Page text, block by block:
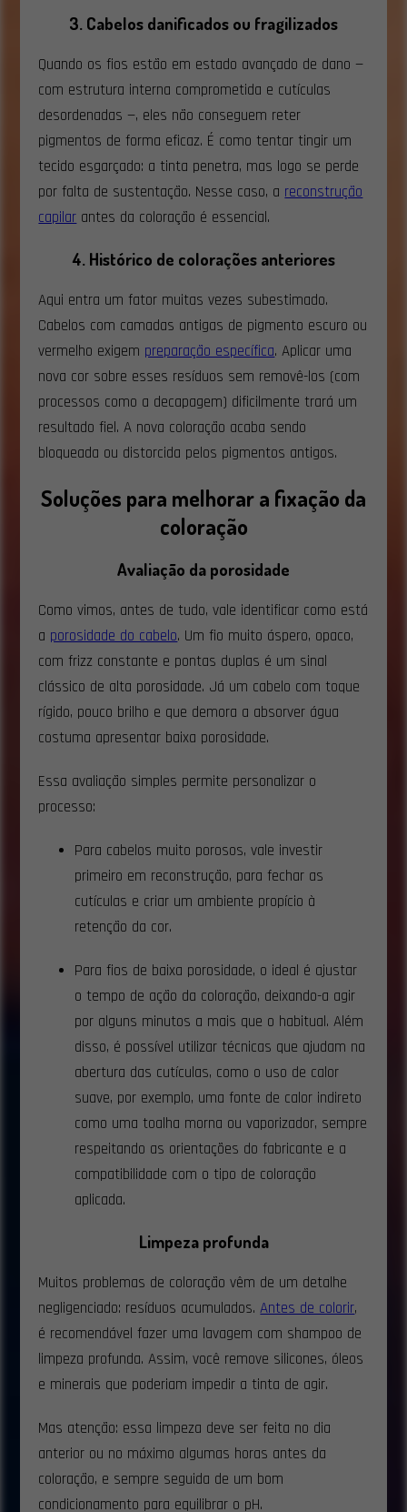
3. Cabelos danificados ou fragilizados
Quando os fios estão em estado avançado de dano —
com estrutura interna comprometida e cutículas
desordenadas —, eles não conseguem reter
pigmentos de forma eficaz. É como tentar tingir um
tecido esgarçado: a tinta penetra, mas logo se perde
por falta de sustentação. Nesse caso, a reconstrução
capilar antes da coloração é essencial.
4. Histórico de colorações anteriores
Aqui entra um fator muitas vezes subestimado.
Cabelos com camadas antigas de pigmento escuro ou
vermelho exigem preparação específica. Aplicar uma
nova cor sobre esses resíduos sem removê-los (com
processos como a decapagem) dificilmente trará um
resultado fiel. A nova coloração acaba sendo
bloqueada ou distorcida pelos pigmentos antigos.
Soluções para melhorar a fixação da
coloração
Avaliação da porosidade
Como vimos, antes de tudo, vale identificar como está
a porosidade do cabelo. Um fio muito áspero, opaco,
com frizz constante e pontas duplas é um sinal
clássico de alta porosidade. Já um cabelo com toque
rígido, pouco brilho e que demora a absorver água
costuma apresentar baixa porosidade.
Essa avaliação simples permite personalizar o
processo:
Para cabelos muito porosos, vale investir
primeiro em reconstrução, para fechar as
cutículas e criar um ambiente propício à
retenção da cor.
Para fios de baixa porosidade, o ideal é ajustar
o tempo de ação da coloração, deixando-a agir
por alguns minutos a mais que o habitual. Além
disso, é possível utilizar técnicas que ajudam na
abertura das cutículas, como o uso de calor
suave, por exemplo, uma fonte de calor indireto
como uma toalha morna ou vaporizador, sempre
respeitando as orientações do fabricante e a
compatibilidade com o tipo de coloração
aplicada.
Limpeza profunda
Muitos problemas de coloração vêm de um detalhe
negligenciado: resíduos acumulados.Antes de colorir,
é recomendável fazer uma lavagem com shampoo de
limpeza profunda. Assim, você remove silicones, óleos
e minerais que poderiam impedir a tinta de agir.
Mas atenção: essa limpeza deve ser feita no dia
anterior ou no máximo algumas horas antes da
coloração, e sempre seguida de um bom
condicionamento para equilibrar o pH.